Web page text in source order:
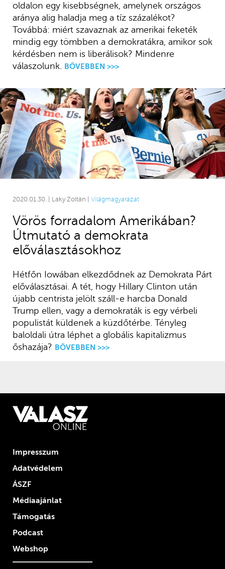
oldalon egy kisebbségnek, amelynek országos
aránya alig haladja meg a tíz százalékot?
Továbbá: miért szavaznak az amerikai feketék
mindig egy tömbben a demokratákra, amikor sok
kérdésben nem is liberálisok? Mindenre
válaszolunk. BŐVEBBEN >>>
2020.01.30. | Laky Zoltán | Világmagyarázat
Vörös forradalom Amerikában?
Útmutató a demokrata
előválasztásokhoz
Hétfőn Iowában elkezdődnek az Demokrata Párt
előválasztásai. A tét, hogy Hillary Clinton után
újabb centrista jelölt száll-e harcba Donald
Trump ellen, vagy a demokraták is egy vérbeli
populistát küldenek a küzdőtérbe. Tényleg
baloldali útra léphet a globális kapitalizmus
őshazája? BŐVEBBEN >>>
Impresszum
Adatvédelem
ÁSZF
Médiaajánlat
Támogatás
Podcast
Webshop